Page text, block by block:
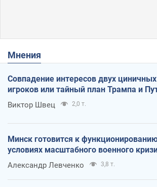
Мнения
Совпадение интересов двух циничных
игроков или тайный план Трампа и
Виктор Швец 2,0 т.
Минск готовится к
условиях масштабного военного
Александр Левченко 3,8 т.